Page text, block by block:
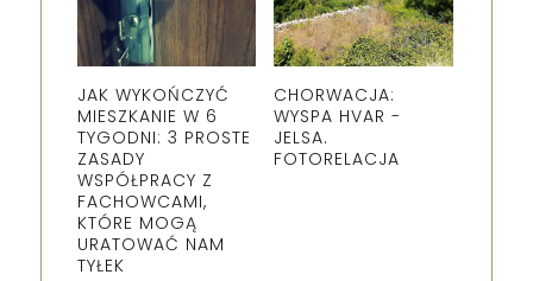
JAK WYKOŃCZYĆ
MIESZKANIE W 6
TYGODNI: 3 PROSTE
ZASADY
WSPÓŁPRACY Z
FACHOWCAMI,
KTÓRE MOGĄ
URATOWAĆ NAM
TYŁEK
CHORWACJA:
WYSPA HVAR -
JELSA.
FOTORELACJA